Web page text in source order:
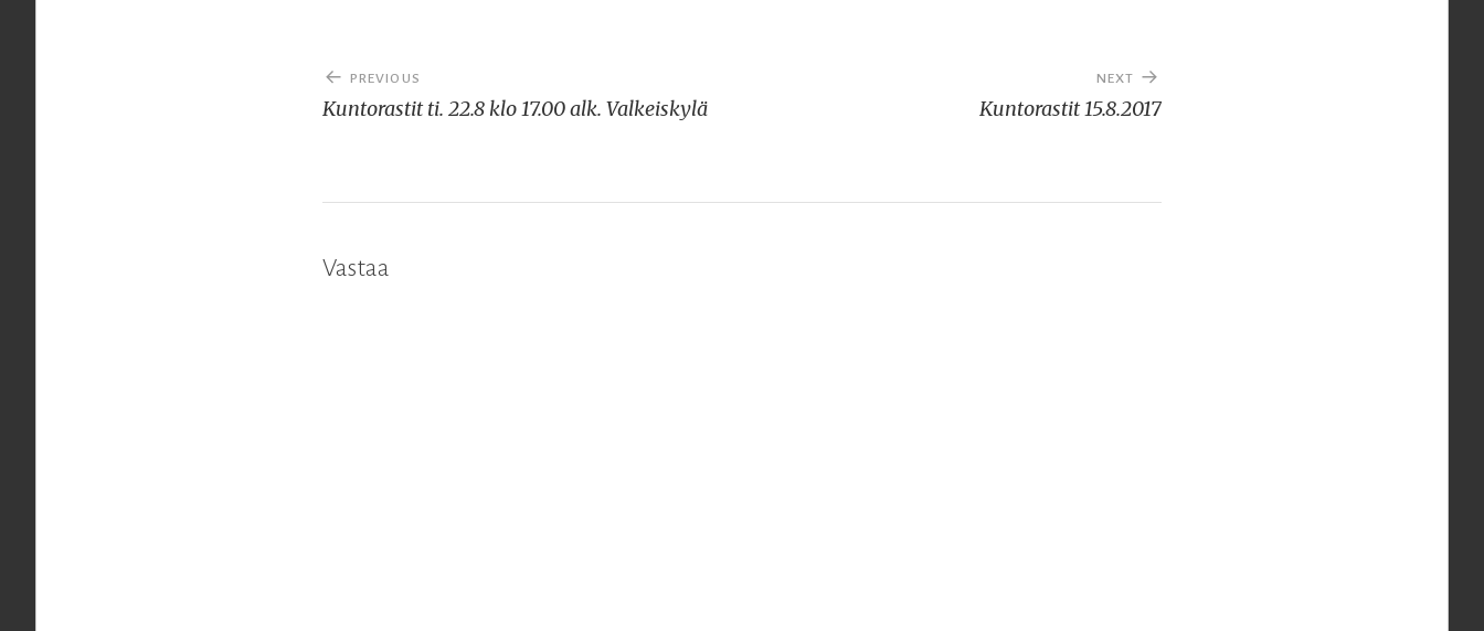
Artikkelien
selaus
PREVIOUS
Kuntorastit ti. 22.8 klo 17.00 alk. Valkeiskylä
NEXT
Kuntorastit 15.8.2017
Vastaa